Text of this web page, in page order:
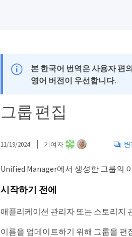
본 한국어 번역은 사용자 편
영어 버전이 우선합니다.
그룹 편집
11/19/2024 기여자
Unified Manager에서 생성한 그룹의
시작하기 전에
애플리케이션 관리자 또는 스토리지
이름을 업데이트하기 위해 그룹을 편